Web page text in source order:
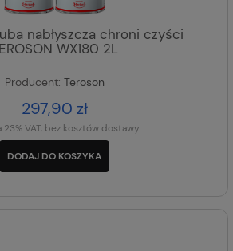
nabłyszcza chroni czyści
WX180 2L
Producent: Teroson
297,90 zł
23% VAT, bez kosztów dostawy
DODAJ DO KOSZYKA